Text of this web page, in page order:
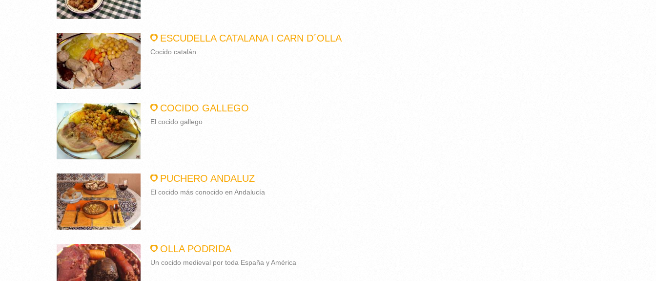
ESCUDELLA CATALANA I CARN D´OLLA
Cocido catalán
COCIDO GALLEGO
El cocido gallego
PUCHERO ANDALUZ
El cocido más conocido en Andalucía
OLLA PODRIDA
Un cocido medieval por toda España y América